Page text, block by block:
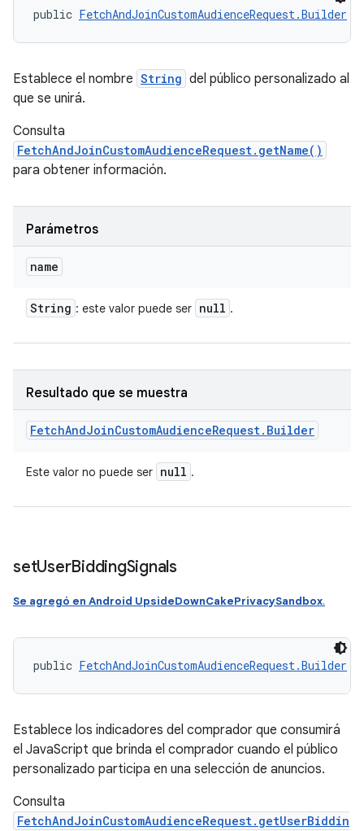
public FetchAndJoinCustomAudienceRequest.Builder
Establece el nombre String del público personalizado al
que se unirá.
Consulta
FetchAndJoinCustomAudienceRequest.getName()
para obtener información.
Parámetros
name
String : este valor puede ser null .
Resultado que se muestra
FetchAndJoinCustomAudienceRequest. Builder
Este valor no puede ser null .
setUserBiddingSignals
Se agregó en Android UpsideDownCakePrivacySandbox.
public FetchAndJoinCustomAudienceRequest.Builder
Establece los indicadores del comprador que consumirá
el JavaScript que brinda el comprador cuando el público
personalizado participa en una selección de anuncios.
Consulta
FetchAndJoinCustomAudienceRequest.getUserBiddin